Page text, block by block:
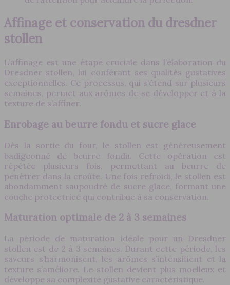
Affinage et conservation du dresdner
stollen
L’affinage est une étape cruciale dans l’élaboration du
Dresdner stollen, lui conférant ses qualités gustatives
exceptionnelles. Ce processus, qui s’étend sur plusieurs
semaines, permet aux arômes de se développer et à la
texture de s’affiner.
Enrobage au beurre fondu et sucre glace
Dès la sortie du four, le stollen est généreusement
badigeonné de beurre fondu. Cette opération est
répétée plusieurs fois, permettant au beurre de
pénétrer dans la croûte. Une fois refroidi, le stollen est
abondamment saupoudré de sucre glace, formant une
couche protectrice qui contribue à sa conservation.
Maturation optimale de 2 à 3 semaines
La période de maturation idéale pour un Dresdner
stollen est de 2 à 3 semaines. Durant cette période, les
saveurs s’harmonisent, les arômes s’intensifient et la
texture s’améliore. Le stollen devient plus moelleux et
développe sa complexité gustative caractéristique.